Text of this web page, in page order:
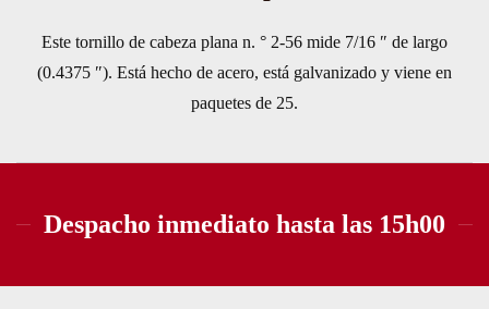
Este tornillo de cabeza plana n. ° 2-56 mide 7/16 ″ de largo
(0.4375 ″). Está hecho de acero, está galvanizado y viene en
paquetes de 25.
Despacho inmediato hasta las 15h00